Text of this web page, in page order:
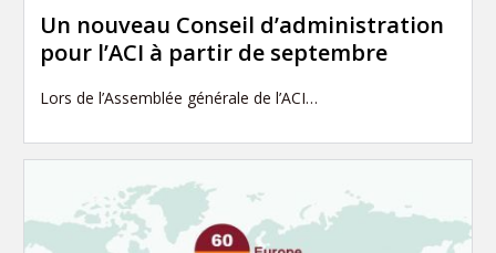
Un nouveau Conseil d’administration
pour l’ACI à partir de septembre
Lors de l’Assemblée générale de l’ACI…